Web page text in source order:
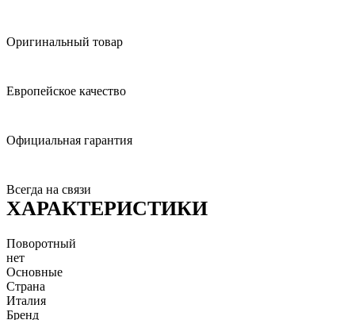
Оригинальный товар
Европейское качество
Официальная гарантия
Всегда на связи
ХАРАКТЕРИСТИКИ
Поворотный
нет
Основные
Страна
Италия
Бренд